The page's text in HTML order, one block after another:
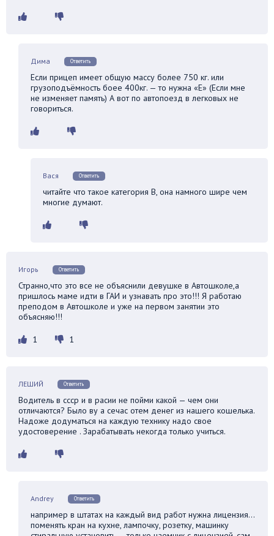
Дима Ответить
Если прицеп имеет общую массу более 750 кг. или
грузоподъёмность боее 400кг. — то нужна «Е» (Если мне
не изменяет память) А вот по автопоезд в легковых не
говориться.
Вася Ответить
читайте что такое категория В, она намного шире чем
многие думают.
Игорь Ответить
Странно,что это все не объяснили девушке в Автошколе,а
пришлось маме идти в ГАИ и узнавать про это!!! Я работаю
преподом в Автошколе и уже на первом занятии это
объясняю!!!
1 1
ЛЕШИЙ Ответить
Водитель в ссср и в расии не пойми какой — чем они
отличаются? Было ву а сечас отем денег из нашего кошелька.
Надоже додуматься на каждую технику надо свое
удостоверение . Зарабатывать некогда только учиться.
Andrey Ответить
например в штатах на каждый вид работ нужна лицензия…
поменять кран на кухне, лампочку, розетку, машинку